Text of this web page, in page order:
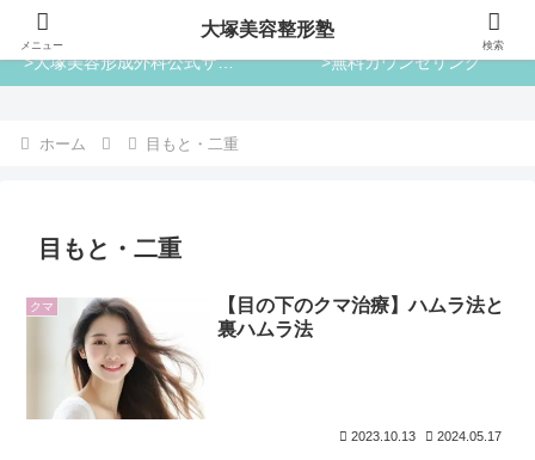
大塚美容整形塾
>大塚美容形成外科公式サイト >無料カウンセリング
ホーム 目もと・二重
目もと・二重
クマ
【目の下のクマ治療】ハムラ法と
裏ハムラ法
2023.10.13 2024.05.17
メニュー
大塚美容整形塾
検索